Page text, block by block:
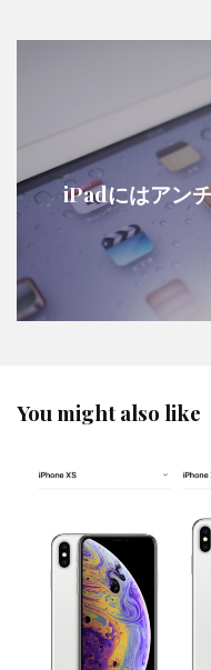
iPadにはアン
You might also like